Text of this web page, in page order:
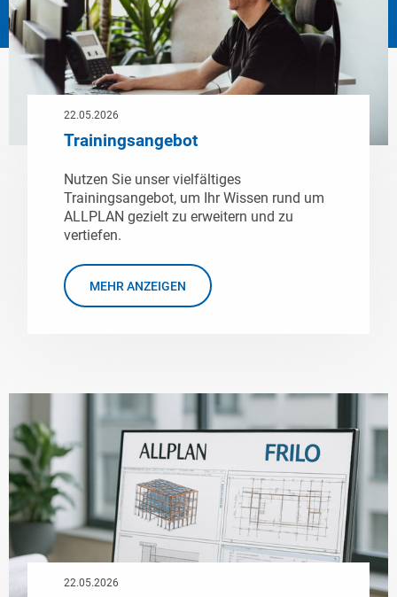
22.05.2026
Trainingsangebot
Nutzen Sie unser vielfältiges
Trainingsangebot, um Ihr Wissen rund um
ALLPLAN gezielt zu erweitern und zu
vertiefen.
MEHR ANZEIGEN
22.05.2026